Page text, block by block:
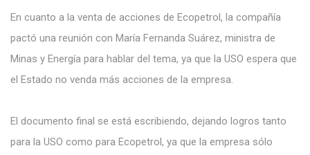
En cuanto a la venta de acciones de Ecopetrol, la compañía
pactó una reunión con María Fernanda Suárez, ministra de
Minas y Energía para hablar del tema, ya que la USO espera que
el Estado no venda más acciones de la empresa.
El documento final se está escribiendo, dejando logros tanto
para la USO como para Ecopetrol, ya que la empresa sólo